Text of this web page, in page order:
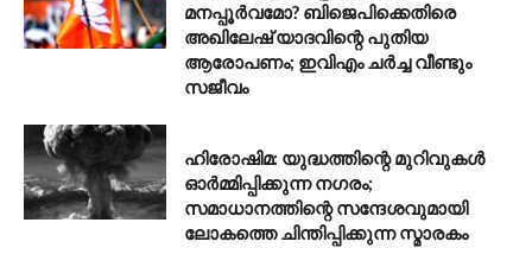
മനപ്പൂർവമോ? ബിജെപിക്കെതിരെ
അഖിലേഷ് യാദവിന്റെ പുതിയ
ആരോപണം; ഇവിഎം ചർച്ച വീണ്ടും
സജീവം
ഹിരോഷിമ: യുദ്ധത്തിന്റെ മുറിവുകൾ
ഓർമ്മിപ്പിക്കുന്ന നഗരം;
സമാധാനത്തിന്റെ സന്ദേശവുമായി
ലോകത്തെ ചിന്തിപ്പിക്കുന്ന സ്മാരകം